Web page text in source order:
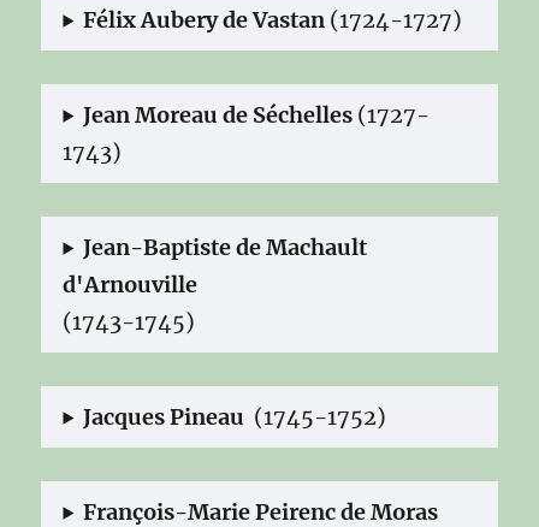
Félix Aubery de Vastan (1724-1727)
Jean Moreau de Séchelles (1727-
1743)
Jean-Baptiste de Machault
d'Arnouville
(1743-1745)
Jacques Pineau (1745-1752)
François-Marie Peirenc de Moras